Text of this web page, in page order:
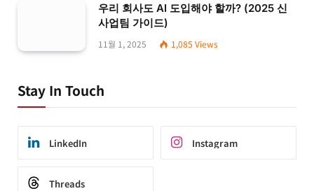
우리 회사도 AI 도입해야 할까? (2025 신
사업팀 가이드)
11월 1, 2025 1,085 Views
Stay In Touch
LinkedIn Instagram
Threads